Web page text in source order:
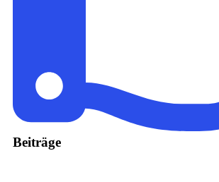
Beiträge